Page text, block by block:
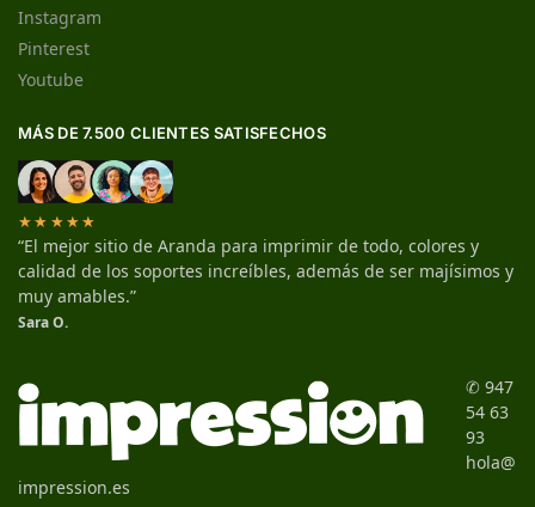
Instagram
Pinterest
Youtube
MÁS DE 7.500 CLIENTES SATISFECHOS
★★★★★
“El mejor sitio de Aranda para imprimir de todo, colores y
calidad de los soportes increíbles, además de ser majísimos y
muy amables.”
Sara O.
✆ 947
54 63
93
hola@
impression.es